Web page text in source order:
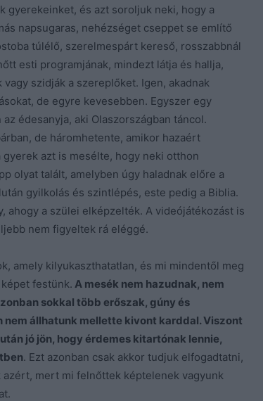
gyerekeinket, és azt soroljuk neki, hogy a
napsugaras, nehézséget cseppet se említő
túlélő, szerelmespárt kereső, rosszabbnál
esti programjának, mindezt látja és hallja,
szidják a szereplőket. Igen, akadnak
de egyre kevesebben. Egyszer egy
édesanyja, aki Olaszországban táncol.
de háromhetente, amikor hazaért
azt is mesélte, hogy neki otthon
olyat talált, amelyben úgy haladnak előre a
gyilkolás és szintlépés, este pedig a Biblia.
ahogy a szülei elképzelték. A videójátékozást is
nem figyeltek rá eléggé.
amely kilyukaszthatatlan, és mi mindentől meg
festünk. A mesék nem hazudnak, nem
sokkal több erőszak, gúny és
állhatunk mellette kivont karddal. Viszont
jó jön, hogy érdemes kitartónak lennie,
. Ezt azonban csak akkor tudjuk elfogadtatni,
azért, mert mi felnőttek képtelenek vagyunk